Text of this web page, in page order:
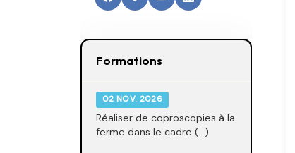
Formations
02 NOV. 2026
Réaliser de coproscopies à la
ferme dans le cadre (...)